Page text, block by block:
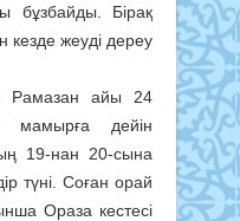
бұзбайды. Бірақ
кезде жеуді дереу
Рамазан айы 24
мамырға дейін
19-нан 20-сына
түні. Соған орай
Ораза кестесі